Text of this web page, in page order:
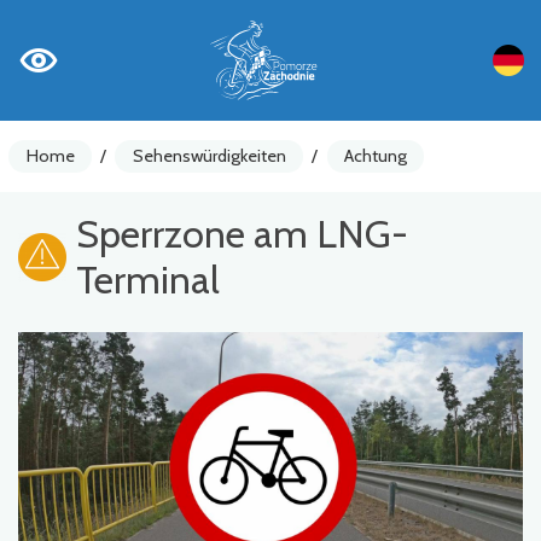
Home / Sehenswürdigkeiten / Achtung
Sperrzone am LNG-
Terminal